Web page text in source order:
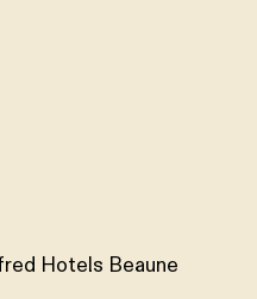
Hotels Beaune